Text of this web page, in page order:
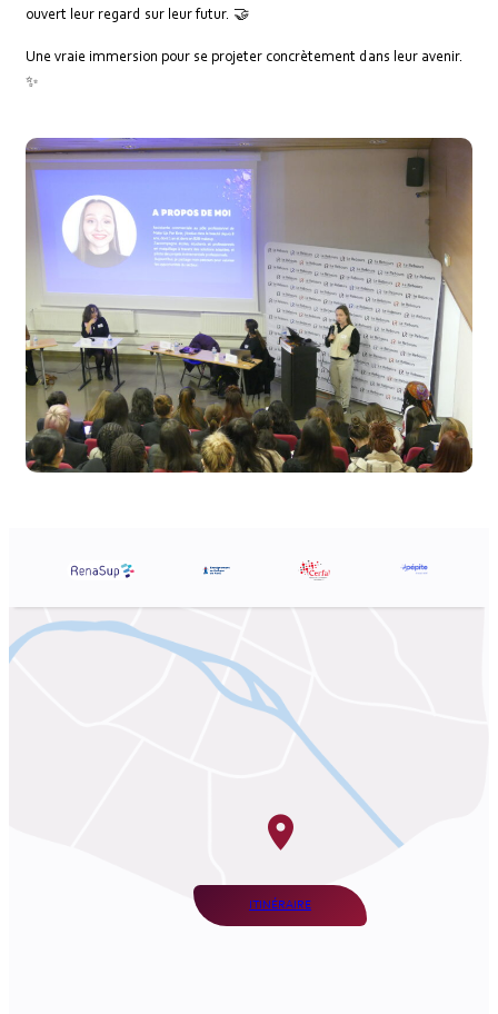
ouvert leur regard sur leur futur. 🤝
Une vraie immersion pour se projeter concrètement dans leur avenir.
✨
ITINÉRAIRE